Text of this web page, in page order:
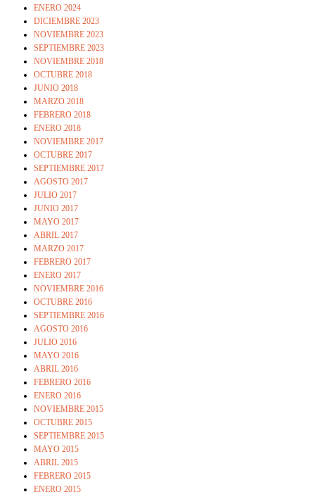
ENERO 2024
DICIEMBRE 2023
NOVIEMBRE 2023
SEPTIEMBRE 2023
NOVIEMBRE 2018
OCTUBRE 2018
JUNIO 2018
MARZO 2018
FEBRERO 2018
ENERO 2018
NOVIEMBRE 2017
OCTUBRE 2017
SEPTIEMBRE 2017
AGOSTO 2017
JULIO 2017
JUNIO 2017
MAYO 2017
ABRIL 2017
MARZO 2017
FEBRERO 2017
ENERO 2017
NOVIEMBRE 2016
OCTUBRE 2016
SEPTIEMBRE 2016
AGOSTO 2016
JULIO 2016
MAYO 2016
ABRIL 2016
FEBRERO 2016
ENERO 2016
NOVIEMBRE 2015
OCTUBRE 2015
SEPTIEMBRE 2015
MAYO 2015
ABRIL 2015
FEBRERO 2015
ENERO 2015